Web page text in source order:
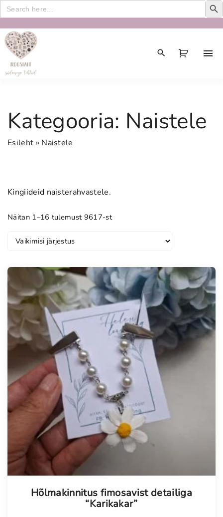
Search
for:
Kategooria: Naistele
Esileht » Naistele
Kingiideid naisterahvastele.
Näitan 1–16 tulemust 9617-st
Hõlmakinnitus fimosavist detailiga
“Karikakar”